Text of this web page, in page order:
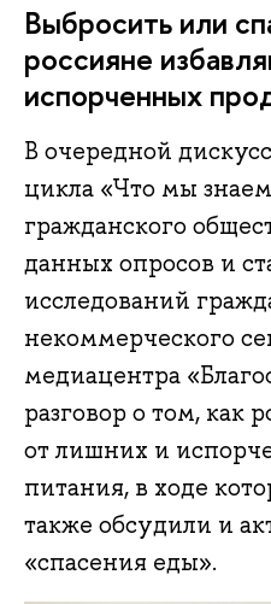
Выбросить или
россияне
испорченных
В очередной
цикла «Что мы
гражданского
данных опросов и
исследований
некоммерческого
медиацентра
разговор о том, как
от лишних и
питания, в ходе
также обсудили и
«спасения еды».